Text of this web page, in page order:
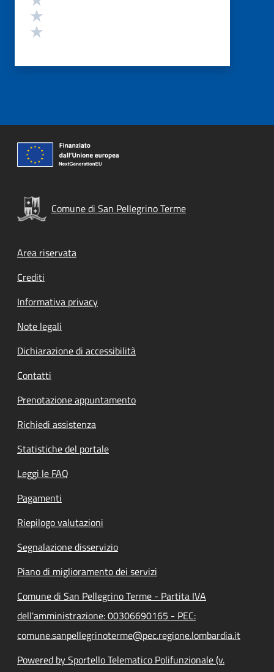
Comune di San Pellegrino Terme
Footer menu
Area riservata
Crediti
Informativa privacy
Note legali
Dichiarazione di accessibilità
Contatti
Prenotazione appuntamento
Richiedi assistenza
Statistiche del portale
Leggi le FAQ
Pagamenti
Riepilogo valutazioni
Segnalazione disservizio
Piano di miglioramento dei servizi
Comune di San Pellegrino Terme - Partita IVA
dell'amministrazione: 00306690165 - PEC:
comune.sanpellegrinoterme@pec.regione.lombardia.it
Powered by Sportello Telematico Polifunzionale (v.